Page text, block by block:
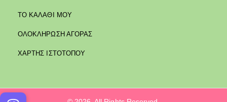
ΤΟ ΚΑΛΑΘΙ ΜΟΥ
ΟΛΟΚΛΗΡΩΣΗ ΑΓΟΡΑΣ
ΧΑΡΤΗΣ ΙΣΤΟΤΟΠΟΥ